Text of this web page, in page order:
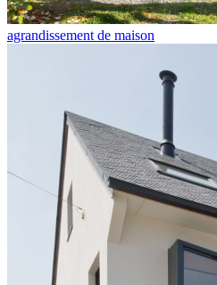
agrandissement de maison